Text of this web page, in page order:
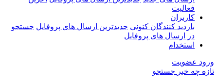
فعالیت
کاربران
بازدید کنندگان کنونی جدیدترین ارسال های پروفایل جستجو
در ارسال های پروفایل
استخدام
ورود عضویت
تازه چه خبر
جستجو